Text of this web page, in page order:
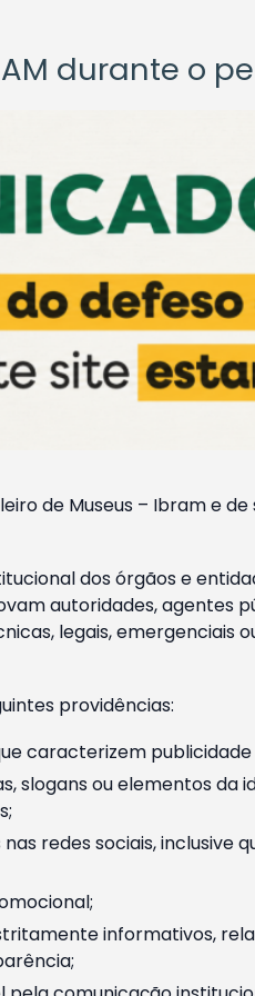
durante o
de Museus – Ibram e
dos órgãos e
autoridades, agentes
legais, emergenciais
providências:
caracterizem
ou elementos da
redes sociais, inclusive
informativos,